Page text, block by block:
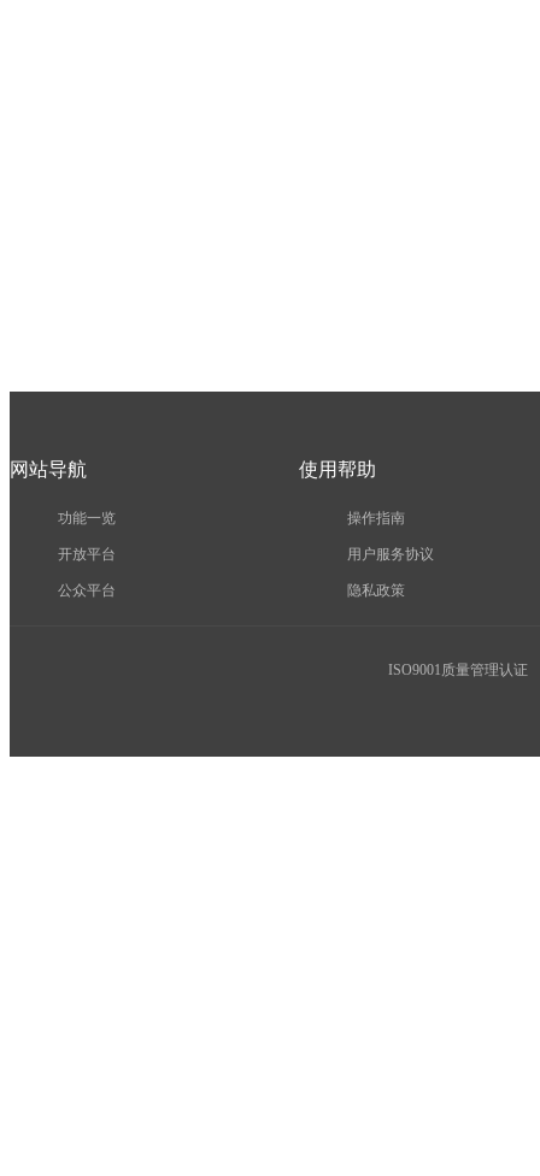
网站导航
功能一览
开放平台
公众平台
使用帮助
操作指南
用户服务协议
隐私政策
ISO9001质量管理认证